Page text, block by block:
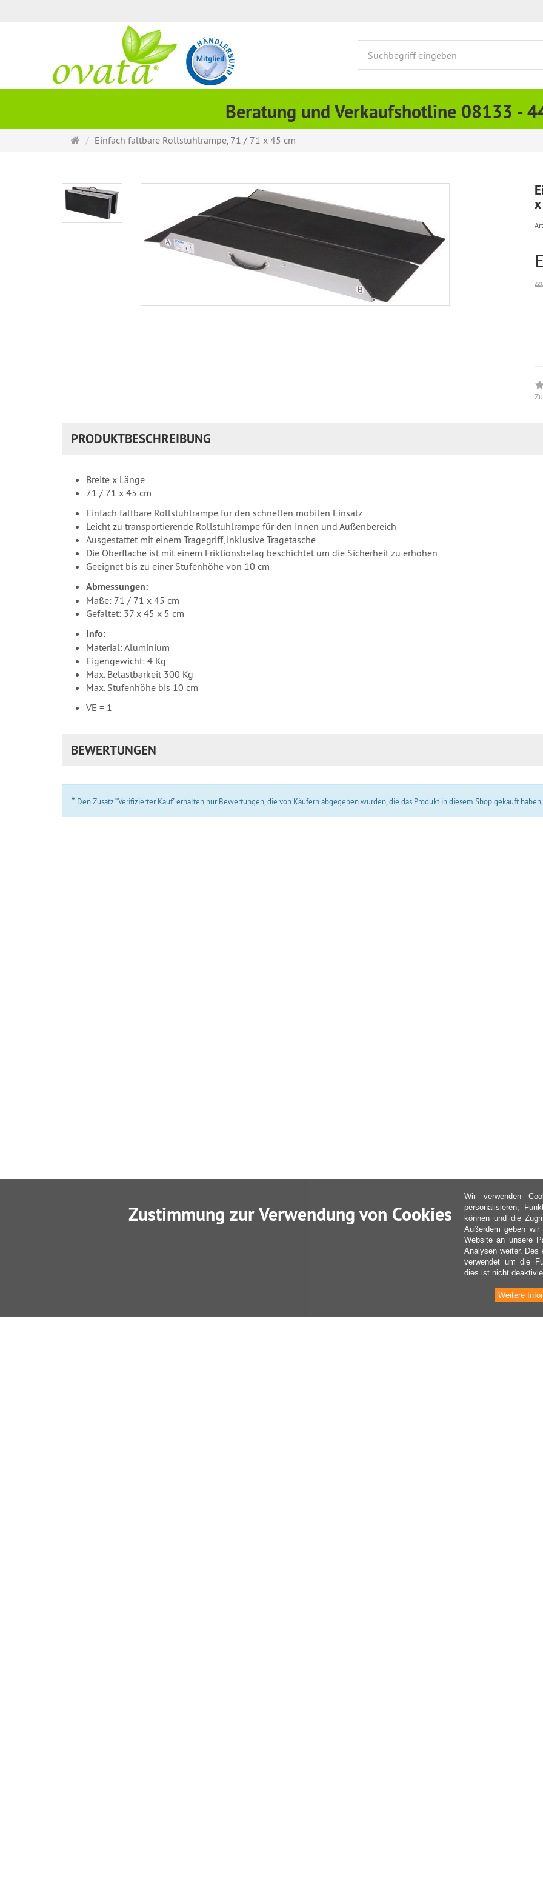
Beratung und Verkaufshotline 08133 -
Startseite
Einfach faltbare Rollstuhlrampe, 71 / 71 x 45 cm
PRODUKTBESCHREIBUNG
Breite x Länge
71 / 71 x 45 cm
Einfach faltbare Rollstuhlrampe für den schnellen mobilen Einsatz
Leicht zu transportierende Rollstuhlrampe für den Innen und Außenbereich
Ausgestattet mit einem Tragegriff, inklusive Tragetasche
Die Oberfläche ist mit einem Friktionsbelag beschichtet um die Sicherheit zu erhöhen
Geeignet bis zu einer Stufenhöhe von 10 cm
Abmessungen:
Maße: 71 / 71 x 45 cm
Gefaltet: 37 x 45 x 5 cm
Info:
Material: Aluminium
Eigengewicht: 4 Kg
Max. Belastbarkeit 300 Kg
Max. Stufenhöhe bis 10 cm
VE = 1
BEWERTUNGEN
* Den Zusatz “Verifizierter Kauf” erhalten nur Bewertungen, die von Käufern abgegeben wurden, die das Produkt in diesem Shop gekauft haben.
Zustimmung zur Verwendung von Cookies
Wir verwenden
personalisieren,
können und die
Außerdem geben
Website an unsere
Analysen weiter. Des
verwendet um die
dies ist nicht
Weitere